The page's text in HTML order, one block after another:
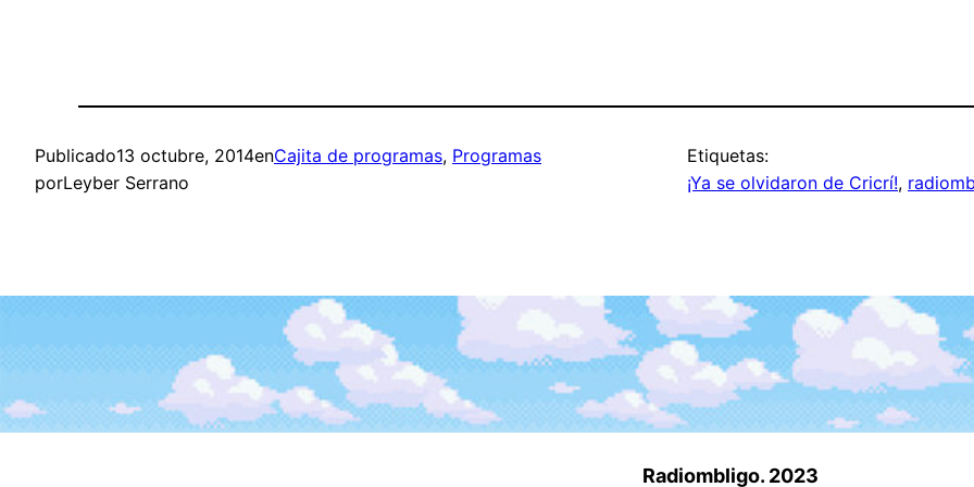
Publicado13 octubre, 2014enCajita de programas, Programas
porLeyber Serrano
Etiquetas:
¡Ya se olvidaron de Cricrí!,
Radiombligo. 2023